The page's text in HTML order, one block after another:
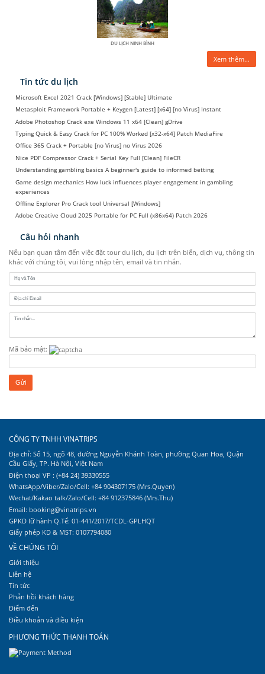
DU LỊCH NINH BÌNH
Xem thêm...
Tin tức du lịch
Microsoft Excel 2021 Crack [Windows] [Stable] Ultimate
Metasploit Framework Portable + Keygen [Latest] [x64] [no Virus] Instant
Adobe Photoshop Crack exe Windows 11 x64 [Clean] gDrive
Typing Quick & Easy Crack for PC 100% Worked [x32-x64] Patch MediaFire
Office 365 Crack + Portable [no Virus] no Virus 2026
Nice PDF Compressor Crack + Serial Key Full [Clean] FileCR
Understanding gambling basics A beginner's guide to informed betting
Game design mechanics How luck influences player engagement in gambling
experiences
Offline Explorer Pro Crack tool Universal [Windows]
Adobe Creative Cloud 2025 Portable for PC Full (x86x64) Patch 2026
Câu hỏi nhanh
Nếu bạn quan tâm đến việc đặt tour du lịch, du lịch trên biển, dịch vụ, thông tin
khác với chúng tôi, vui lòng nhập tên, email và tin nhắn.
Mã bảo mật:
CÔNG TY TNHH VINATRIPS
Địa chỉ: Số 15, ngõ 48, đường Nguyễn Khánh Toàn, phường Quan Hoa, Quận
Cầu Giấy, TP. Hà Nội, Việt Nam
Điện thoại VP : (+84 24) 39330555
WhatsApp/Viber/Zalo/Cell: +84 904307175 (Mrs.Quyen)
Wechat/Kakao talk/Zalo/Cell: +84 912375846 (Mrs.Thu)
Email: booking@vinatrips.vn
GPKD lữ hành Q.Tế: 01-441/2017/TCDL-GPLHQT
Giấy phép KD & MST: 0107794080
VỀ CHÚNG TÔI
Giới thiệu
Liên hệ
Tin tức
Phản hồi khách hàng
Điểm đến
Điều khoản và điều kiện
PHƯƠNG THỨC THANH TOÁN